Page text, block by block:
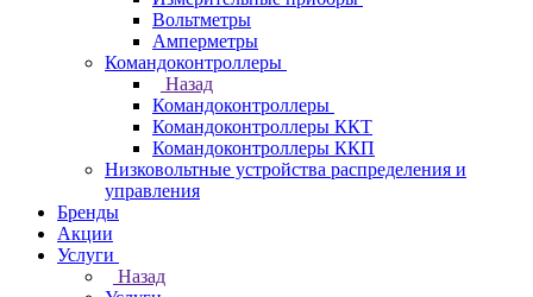
Вольтметры
Амперметры
Командоконтроллеры
Назад
Командоконтроллеры
Командоконтроллеры ККТ
Командоконтроллеры ККП
Низковольтные устройства распределения и
управления
Бренды
Акции
Услуги
Назад